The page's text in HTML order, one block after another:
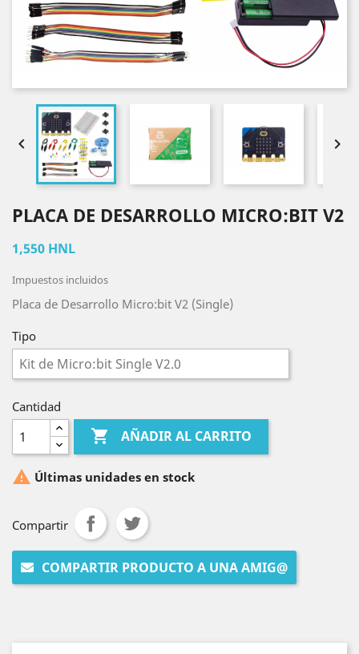
 
PLACA DE DESARROLLO MICRO:BIT V2
1,550 HNL
Impuestos incluidos
Placa de Desarrollo Micro:bit V2 (Single)
Tipo
Cantidad
 AÑADIR AL CARRITO
 Últimas unidades en stock
Compartir
COMPARTIR PRODUCTO A UNA AMIG@